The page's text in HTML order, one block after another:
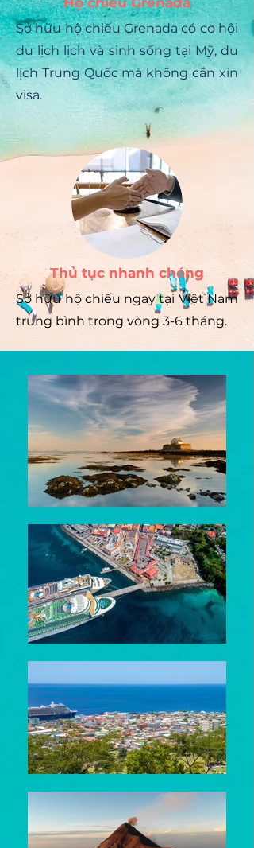
Sở hữu hộ chiếu Grenada có cơ hội
du lịch lịch và sinh sống tại Mỹ, du
lịch Trung Quốc mà không cần xin
visa.
Thủ tục nhanh chóng
Sở hữu hộ chiếu ngay tại Việt Nam
trung bình trong vòng 3-6 tháng.